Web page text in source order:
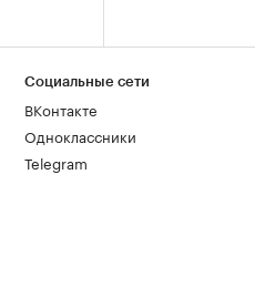
Социальные сети
ВКонтакте
Одноклассники
Telegram